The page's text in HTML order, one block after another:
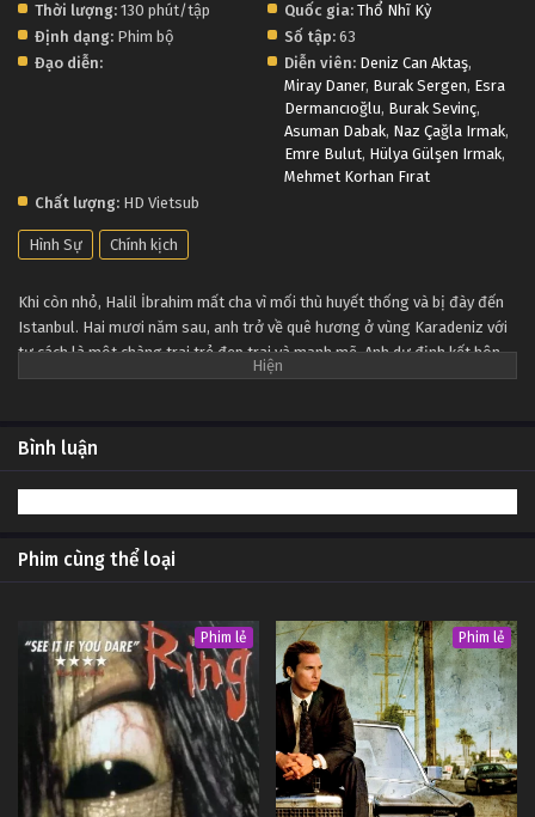
Thời lượng: 130 phút/tập Quốc gia: Thổ Nhĩ Kỳ
Định dạng: Phim bộ Số tập: 63
Đạo diễn:
Diễn viên: Deniz Can Aktaş,
Miray Daner, Burak Sergen, Esra
Dermancıoğlu, Burak Sevinç,
Asuman Dabak, Naz Çağla Irmak,
Emre Bulut, Hülya Gülşen Irmak,
Mehmet Korhan Fırat
Chất lượng: HD Vietsub
Hình Sự Chính kịch
Khi còn nhỏ, Halil İbrahim mất cha vì mối thù huyết thống và bị đày đến
Istanbul. Hai mươi năm sau, anh trở về quê hương ở vùng Karadeniz với
tư cách là một chàng trai trẻ đẹp trai và mạnh mẽ. Anh dự định kết hôn
với cô gái anh yêu, Yasemin và bắt đầu một cuộc sống mới. Tuy nhiên, các
từ gia đình Leto.
Bình luận
Phim cùng thể loại
Phim lẻ Phim lẻ